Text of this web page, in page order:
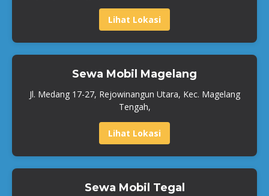
Lihat Lokasi
Sewa Mobil Magelang
Jl. Medang 17-27, Rejowinangun Utara, Kec. Magelang
Tengah,
Lihat Lokasi
Sewa Mobil Tegal